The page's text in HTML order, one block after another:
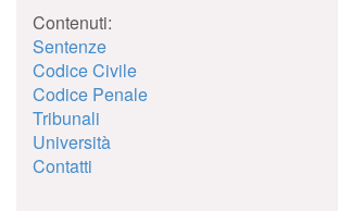
Contenuti:
Sentenze
Codice Civile
Codice Penale
Tribunali
Università
Contatti